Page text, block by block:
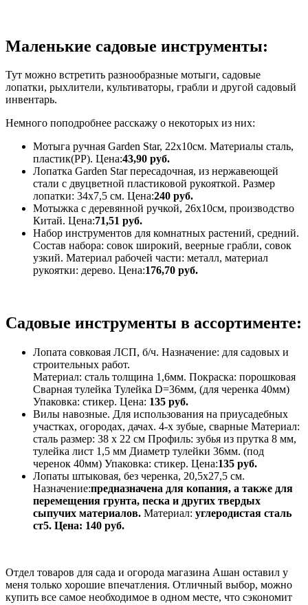
Маленькие садовые инструменты:
Тут можно встретить разнообразные мотыги, садовые
лопатки, рыхлители, культиваторы, грабли и другой садовый
инвентарь.
Немного поподробнее расскажу о некоторых из них:
Мотыга ручная Garden Star, 22х10см. Материалы сталь,
пластик(PP). Цена:43,90 руб.
Лопатка Garden Star пересадочная, из нержавеющей
стали с двуцветной пластиковой рукояткой. Размер
лопатки: 34х7,5 см. Цена:240 руб.
Мотыжка с деревянной ручкой, 26х10см, производство
Китай. Цена:71,51 руб.
Набор инструментов для комнатных растений, средний.
Состав набора: совок широкий, веерные грабли, совок
узкий. Материал рабочей части: металл, материал
рукоятки: дерево. Цена:176,70 руб.
Садовые инструменты в ассортименте:
Лопата совковая ЛСП, б/ч. Назначение: для садовых и
строительных работ.
Материал: сталь толщина 1,6мм. Покраска: порошковая
Сварная тулейка Тулейка D=36мм, (для черенка 40мм)
Упаковка: стикер. Цена: 135 руб.
Вилы навозные. Для использования на приусадебных
участках, огородах, дачах. 4-х зубые, сварные Материал:
сталь размер: 38 х 22 см Профиль: зубья из прутка 8 мм,
тулейка лист 1,5 мм Диаметр тулейки 36мм. (под
черенок 40мм) Упаковка: стикер. Цена:135 руб.
Лопаты штыковая, без черенка, 20,5х27,5 см.
Назначение:предназначена для копания, а также для
перемещения грунта, песка и других твердых
сыпучих материалов. Материал: углеродистая сталь
ст5. Цена: 140 руб.
Отдел товаров для сада и огорода магазина Ашан оставил у
меня только хорошие впечатления. Отличный выбор, можно
купить все самое необходимое в одном месте, что сэкономит